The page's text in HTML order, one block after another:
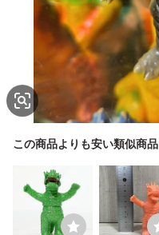
この商品よりも安い類似商品